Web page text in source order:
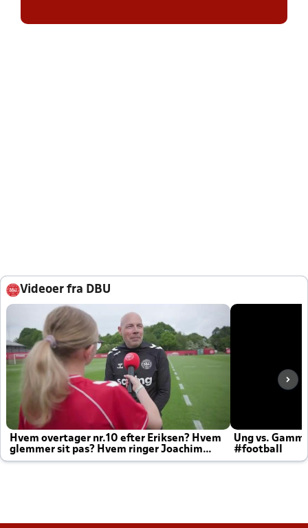
Videoer fra DBU
Hvem overtager nr.10 efter Eriksen? Hvem
glemmer sit pas? Hvem ringer Joachim
altid til efter kampe?
Ung vs.
#football